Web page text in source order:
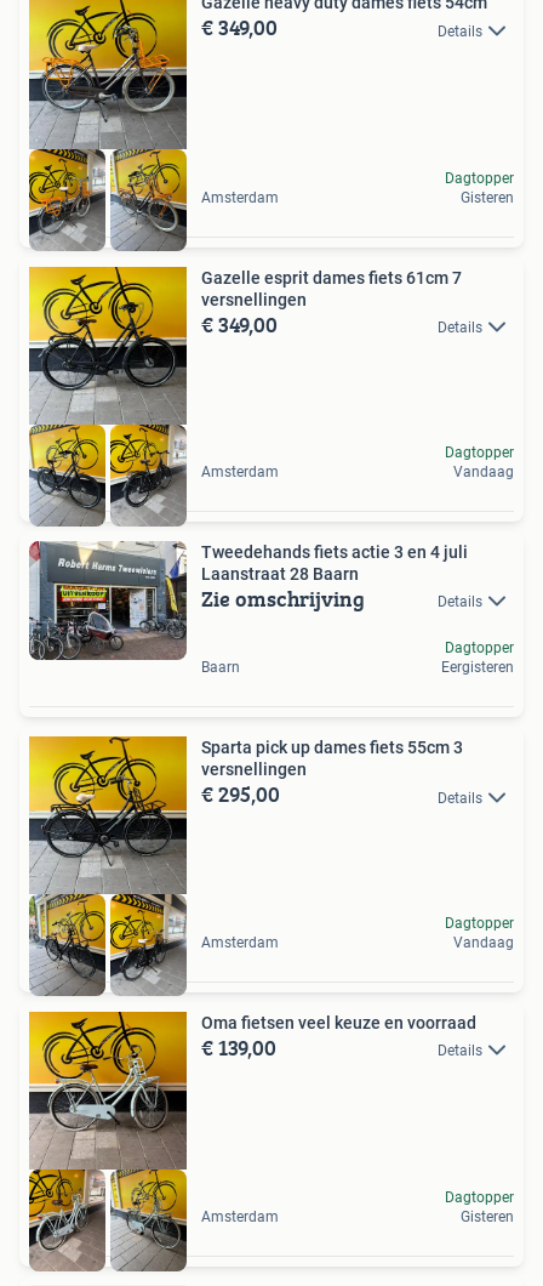
€ 349,00 Details
Amsterdam
Dagtopper
Gisteren
Gazelle esprit dames fiets 61cm 7
versnellingen
€ 349,00 Details
Amsterdam
Dagtopper
Vandaag
Tweedehands fiets actie 3 en 4 juli
Laanstraat 28 Baarn
Zie omschrijving Details
Baarn
Dagtopper
Eergisteren
Sparta pick up dames fiets 55cm 3
versnellingen
€ 295,00 Details
Amsterdam
Dagtopper
Vandaag
Oma fietsen veel keuze en voorraad
€ 139,00 Details
Amsterdam
Dagtopper
Gisteren